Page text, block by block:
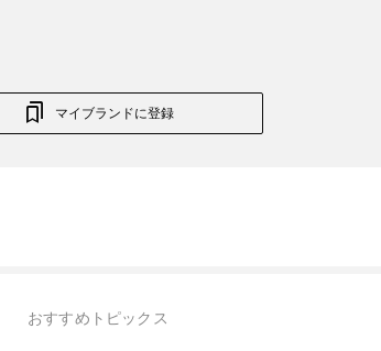
マイブランドに登録
おすすめトピックス